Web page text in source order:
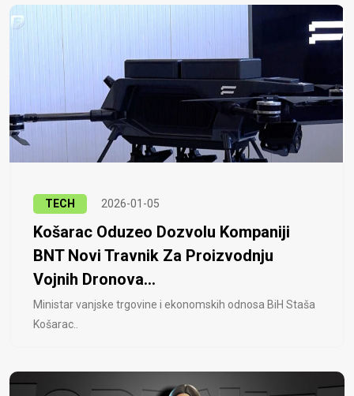
TECH 2026-01-05
Košarac Oduzeo Dozvolu Kompaniji
BNT Novi Travnik Za Proizvodnju
Vojnih Dronova...
Ministar vanjske trgovine i ekonomskih odnosa BiH Staša
Košarac..